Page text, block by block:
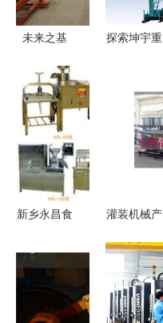
未来之基
程机械实验
室的设备集
群与架构设
计
探索坤宇重
机的卓越参
数与施工优
势
新乡永昌食
的高效“钱
眼商机”
灌装机械产
页 高效稳
定的机械设
备全解析